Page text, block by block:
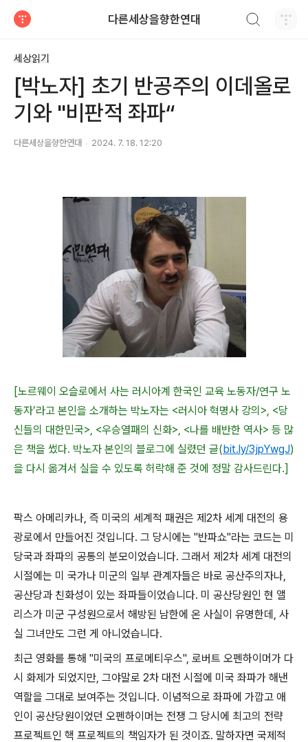
다른세상을향한연대
세상읽기
[박노자] 초기 반공주의 이데올로
기와 "비판적 좌파“
다른세상을향한연대 2024. 7. 18. 12:20
[노르웨이 오슬로에서 사는 러시아계 한국인 교육 노동자/연구 노
동자’라고 본인을 소개하는 박노자는 <러시아 혁명사 강의>, <당
신들의 대한민국>, <우승열패의 신화>, <나를 배반한 역사> 등 많
은 책을 썼다. 박노자 본인의 블로그에 실렸던 글(bit.ly/3jpYwgJ)
을 다시 옮겨서 실을 수 있도록 허락해 준 것에 정말 감사드린다.]
팍스 아메리카나, 즉 미국의 세계적 패권은 제 2차 세계 대전의 용
광로에서 만들어진 것입니다. 그 당시에는 "반파쇼"라는 코드는 미
당국과 좌파의 공통의 분모이었습니다. 그래서 제 2차 세계 대전의
시절에는 미 국가나 미군의 일부 관계자들은 바로 공산주의자나,
공산당과 친화성이 있는 좌파들이었습니다. 미 공산당원인 현 앨
리스가 미군 구성원으로서 해방된 남한에 온 사실이 유명한데 , 사
실 그녀만도 그런 게 아니었습니다.
최근 영화를 통해 "미국의 프로메티우스", 로버트 오펜하이머가 다
시 화제가 되었지만, 그야말로 2차 대전 시절에 미국 좌파가 해낸
역할을 그대로 보여주는 것입니다. 이념적으로 좌파에 가깝고 애
인이 공산당원이었던 오펜하이머는 전쟁 그 당시에 최고의 전략
프로젝트인 핵 프로젝트의 책임자가 된 것이죠. 말하자면 국제적